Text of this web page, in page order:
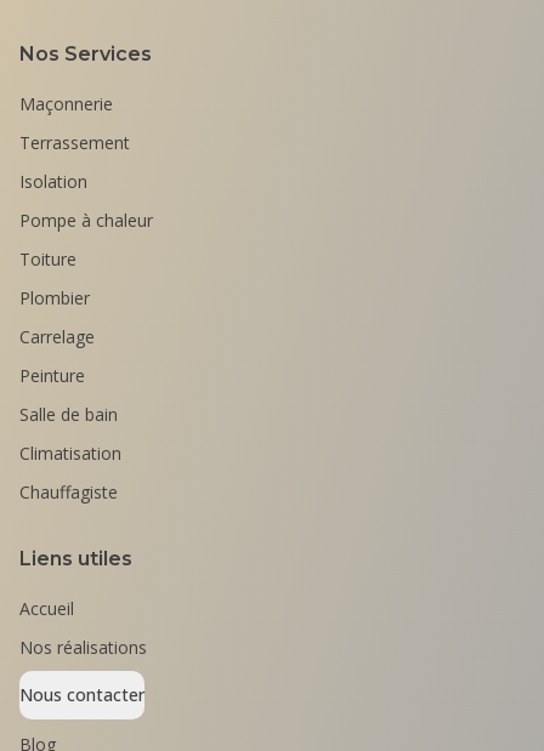
Nos Services
Maçonnerie
Terrassement
Isolation
Pompe à chaleur
Toiture
Plombier
Carrelage
Peinture
Salle de bain
Climatisation
Chauffagiste
Liens utiles
Accueil
Nos réalisations
Nous contacter
Blog